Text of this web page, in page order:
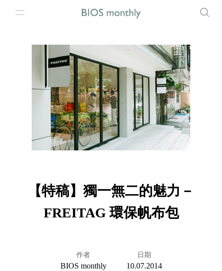
【特稿】獨一無二的魅力－
FREITAG 環保帆布包
作者
BIOS monthly
日期
10.07.2014